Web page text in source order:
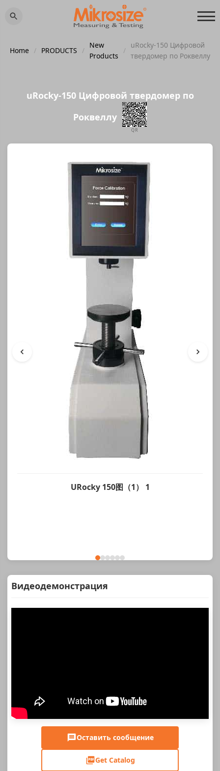
Home / PRODUCTS /
New
Products
/
uRocky-150 Цифровой
твердомер по Роквеллу
uRocky-150 Цифровой твердомер по
Роквеллу
QR
URocky 150图（1） 1
Видеодемонстрация
Оставить сообщение
Get Catalog